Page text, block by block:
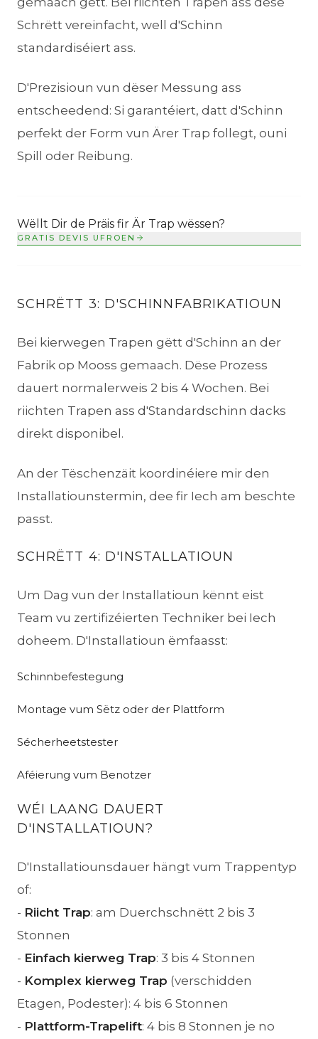
Schrëtt vereinfacht, well d'Schinn
standardiséiert ass.
D'Prezisioun vun dëser Messung ass
entscheedend: Si garantéiert, datt d'Schinn
perfekt der Form vun Ärer Trap follegt, ouni
Spill oder Reibung.
Wëllt Dir de Präis fir Är Trap wëssen?
GRATIS DEVIS UFROEN
SCHRËTT 3: D'SCHINNFABRIKATIOUN
Bei kierwegen Trapen gëtt d'Schinn an der
Fabrik op Mooss gemaach. Dëse Prozess
dauert normalerweis 2 bis 4 Wochen. Bei
riichten Trapen ass d'Standardschinn dacks
direkt disponibel.
An der Tëschenzäit koordinéiere mir den
Installatiounstermin, dee fir Iech am beschte
passt.
SCHRËTT 4: D'INSTALLATIOUN
Um Dag vun der Installatioun kënnt eist
Team vu zertifizéierten Techniker bei Iech
doheem. D'Installatioun ëmfaasst:
Schinnbefestegung
Montage vum Sëtz oder der Plattform
Sécherheetstester
Aféierung vum Benotzer
WÉI LAANG DAUERT
D'INSTALLATIOUN?
D'Installatiounsdauer hängt vum Trappentyp
of:
- Riicht Trap: am Duerchschnëtt 2 bis 3
Stonnen
- Einfach kierweg Trap: 3 bis 4 Stonnen
- Komplex kierweg Trap (verschidden
Etagen, Podester): 4 bis 6 Stonnen
- Plattform-Trapelift: 4 bis 8 Stonnen je no